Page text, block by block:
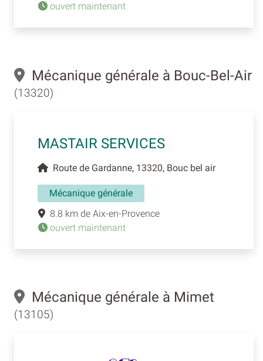
ouvert maintenant
Mécanique générale à Bouc-Bel-Air
(13320)
MASTAIR SERVICES
Route de Gardanne, 13320, Bouc bel air
Mécanique générale
8.8 km de Aix-en-Provence
ouvert maintenant
Mécanique générale à Mimet
(13105)